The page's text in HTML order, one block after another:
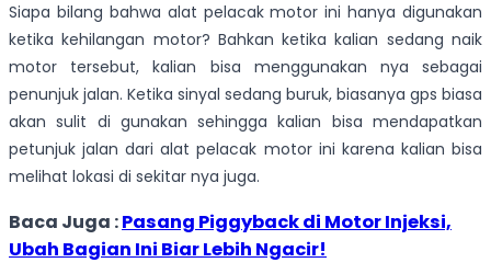
Siapa bilang bahwa alat pelacak motor ini hanya digunakan
ketika kehilangan motor? Bahkan ketika kalian sedang naik
motor tersebut, kalian bisa menggunakan nya sebagai
penunjuk jalan. Ketika sinyal sedang buruk, biasanya gps biasa
akan sulit di gunakan sehingga kalian bisa mendapatkan
petunjuk jalan dari alat pelacak motor ini karena kalian bisa
melihat lokasi di sekitar nya juga.
Baca Juga :Pasang Piggyback di Motor Injeksi,
Ubah Bagian Ini Biar Lebih Ngacir!